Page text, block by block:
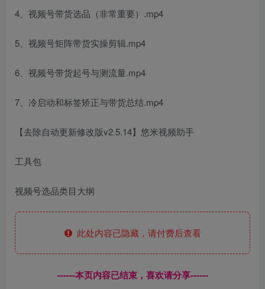
4、视频号带货选品（非常重要）.mp4
5、视频号矩阵带货实操剪辑.mp4
6、视频号带货起号与测流量.mp4
7、冷启动和标签矫正与带货总结.mp4
【去除自动更新修改版v2.5.14】悠米视频助手
工具包
视频号选品类目大纲
此处内容已隐藏，请付费后查看
------本页内容已结束，喜欢请分享------